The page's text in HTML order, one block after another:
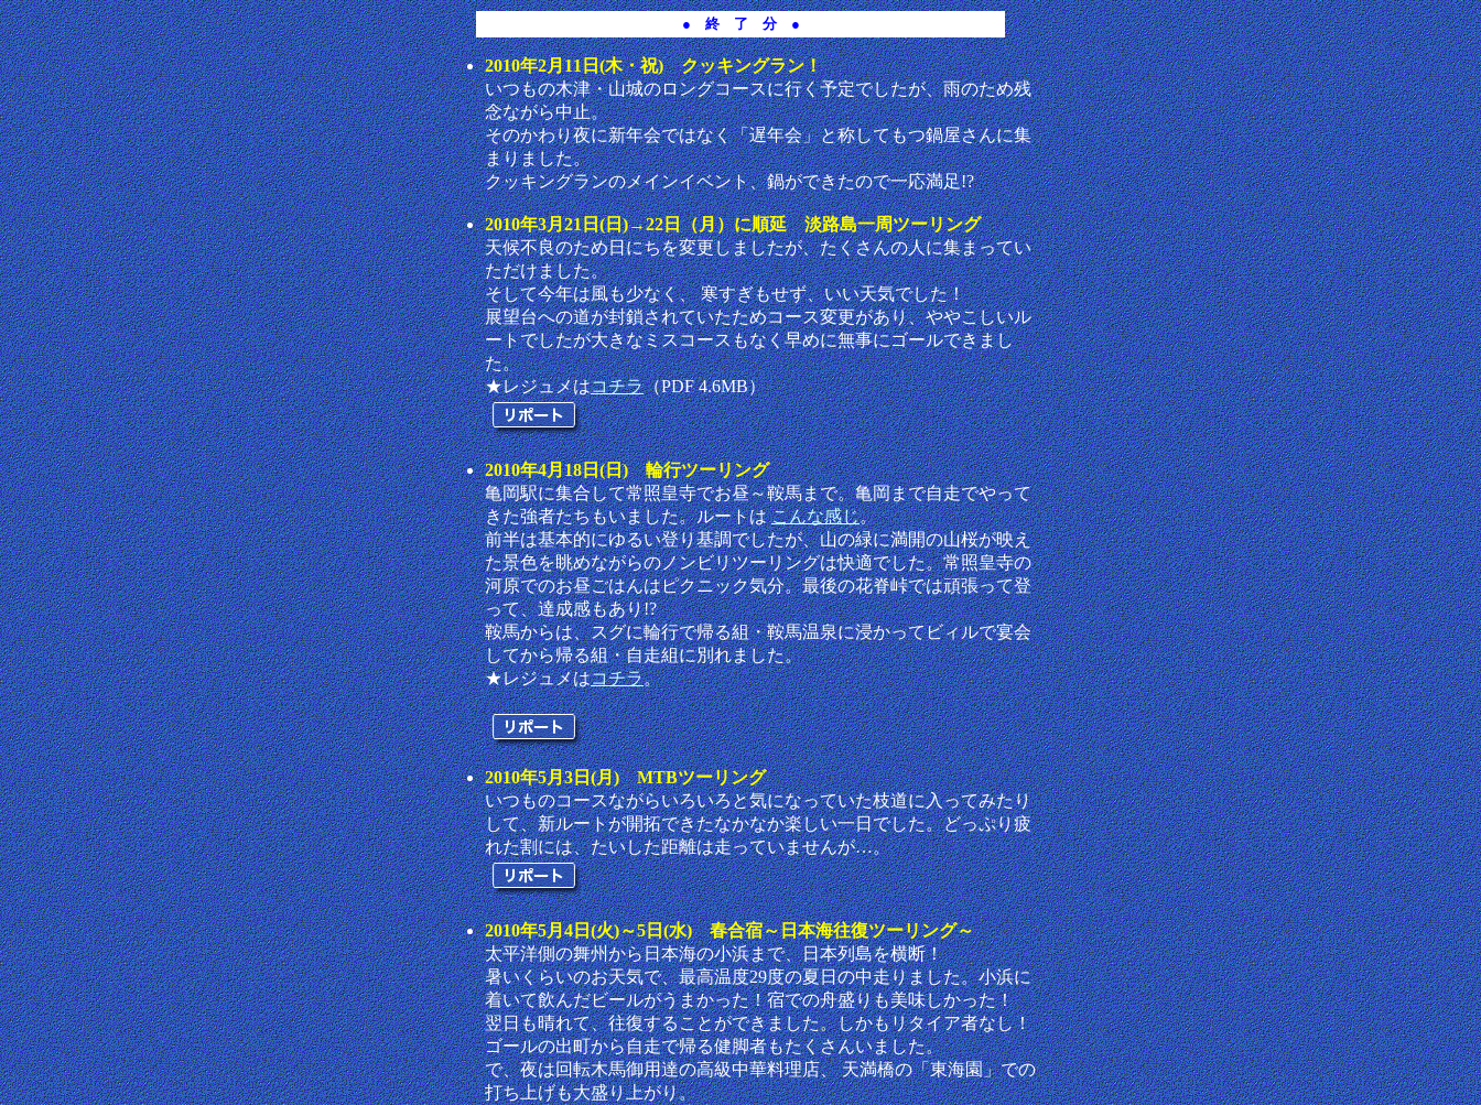
● 終 了 分 ●
2010年2月11日(木・祝) クッキングラン！
いつもの木津・山城のロングコースに行く予定でしたが、雨のため残
念ながら中止。
そのかわり夜に新年会ではなく「遅年会」と称してもつ鍋屋さんに集
まりました。
クッキングランのメインイベント、鍋ができたので一応満足!?
2010年3月21日(日)→22日（月）に順延 淡路島一周ツーリング
天候不良のため日にちを変更しましたが、たくさんの人に集まってい
ただけました。
そして今年は風も少なく、 寒すぎもせず、いい天気でした！
展望台への道が封鎖されていたためコース変更があり、ややこしいル
ートでしたが大きなミスコースもなく早めに無事にゴールできまし
た。
★レジュメはコチラ（PDF 4.6MB）
2010年4月18日(日) 輪行ツーリング
亀岡駅に集合して常照皇寺でお昼～鞍馬まで。亀岡まで自走でやって
きた強者たちもいました。ルートはこんな感じ。
前半は基本的にゆるい登り基調でしたが、山の緑に満開の山桜が映え
た景色を眺めながらのノンビリツーリングは快適でした。常照皇寺の
河原でのお昼ごはんはピクニック気分。最後の花脊峠では頑張って登
って、達成感もあり!?
鞍馬からは、スグに輪行で帰る組・鞍馬温泉に浸かってビィルで宴会
してから帰る組・自走組に別れました。
★レジュメはコチラ。
2010年5月3日(月) MTBツーリング
いつものコースながらいろいろと気になっていた枝道に入ってみたり
して、新ルートが開拓できたなかなか楽しい一日でした。どっぷり疲
れた割には、たいした距離は走っていませんが…。
2010年5月4日(火)～5日(水) 春合宿～日本海往復ツーリング～
太平洋側の舞州から日本海の小浜まで、日本列島を横断！
暑いくらいのお天気で、最高温度29度の夏日の中走りました。小浜に
着いて飲んだビールがうまかった！宿での舟盛りも美味しかった！
翌日も晴れて、往復することができました。しかもリタイア者なし！
ゴールの出町から自走で帰る健脚者もたくさんいました。
で、夜は回転木馬御用達の高級中華料理店、 天満橋の「東海園」での
打ち上げも大盛り上がり。